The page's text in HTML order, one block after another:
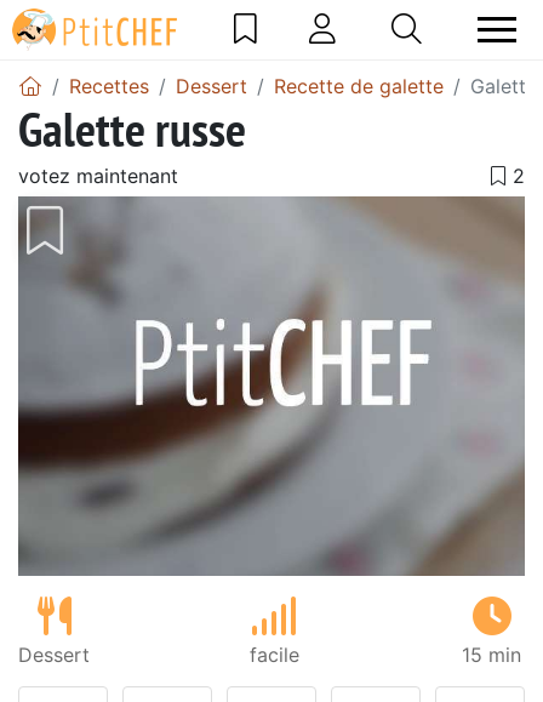
Recettes Dessert Recette de galette Galette
Galette russe
votez maintenant
Dessert facile 15 min